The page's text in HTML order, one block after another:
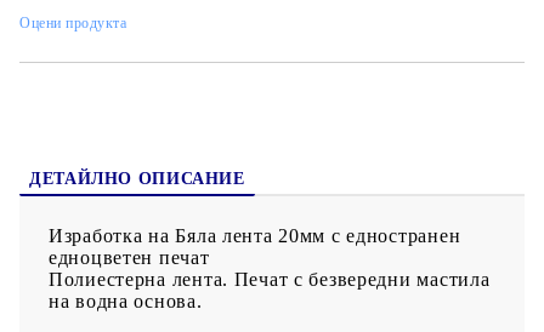
Предлагаме изработка на ленти за бадж с ваше фирмено лого
Оцени продукта
ДЕТАЙЛНО ОПИСАНИЕ
Изработка на Бяла лента 20мм с едностранен
едноцветен печат
Полиестерна лента. Печат с безвередни мастила
на водна основа.